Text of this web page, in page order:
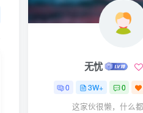
（
电商高需
3 （
作：
程，从零
15天前
无忧
0 3W+ 0
这家伙很懒，什么